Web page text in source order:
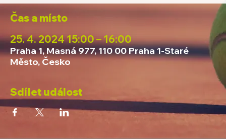
Čas a místo
25. 4. 2024 15:00 – 16:00
Praha 1, Masná 977, 110 00 Praha 1-Staré
Město, Česko
Sdílet událost